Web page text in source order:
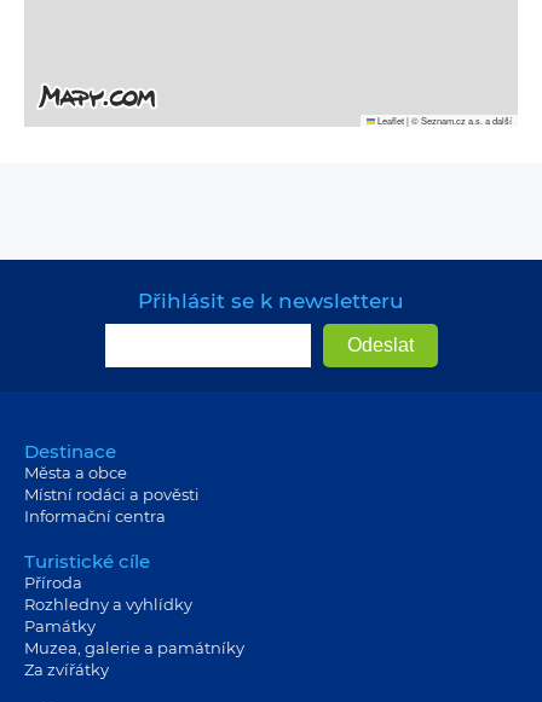
Leaflet|© Seznam.cz a.s. a další
Přihlásit se k newsletteru
Destinace
Města a obce
Místní rodáci a pověsti
Informační centra
Turistické cíle
Příroda
Rozhledny a vyhlídky
Památky
Muzea, galerie a památníky
Za zvířátky